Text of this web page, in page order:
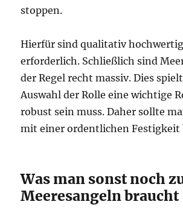
stoppen.
Hierfür sind qualitativ
erforderlich. Schließlich sind
der Regel recht massiv. Dies
Auswahl der Rolle eine wichtige
robust sein muss. Daher sollte
mit einer ordentlichen Festigkeit
Was man sonst noch
Meeresangeln braucht